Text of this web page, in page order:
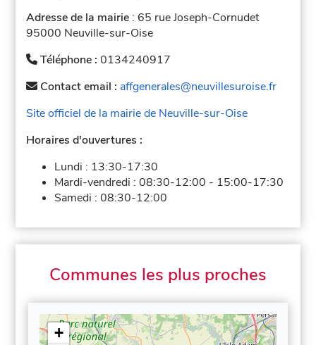
Adresse de la mairie : 65 rue Joseph-Cornudet
95000 Neuville-sur-Oise
Téléphone :0134240917
Contact email : affgenerales@neuvillesuroise.fr
Site officiel de la mairie de Neuville-sur-Oise
Horaires d'ouvertures :
Lundi : 13:30-17:30
Mardi-vendredi :08:30-12:00 - 15:00-17:30
Samedi :08:30-12:00
Communes les plus proches
+